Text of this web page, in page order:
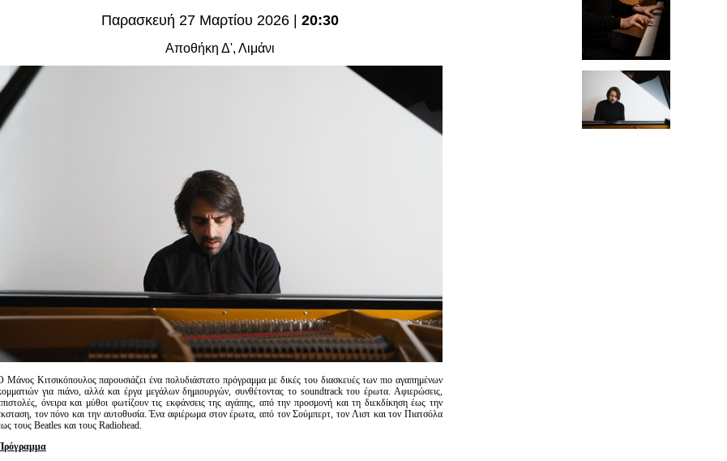
Παρασκευή 27 Μαρτίου 2026 | 20:30
Αποθήκη Δ', Λιμάνι
Μάνος Κιτσικόπουλος παρουσιάζει ένα πολυδιάστατο πρόγραμμα με δικές του διασκευές των πιο αγαπημένων
για πιάνο, αλλά και έργα μεγάλων δημιουργών, συνθέτοντας το soundtrack του έρωτα. Αφιερώσεις,
όνειρα και μύθοι φωτίζουν τις εκφάνσεις της αγάπης, από την προσμονή και τη διεκδίκηση έως την
τον πόνο και την αυτοθυσία. Ένα αφιέρωμα στον έρωτα, από τον Σούμπερτ, τον Λιστ και τον Πιατσόλα
τους Beatles και τους Radiohead.